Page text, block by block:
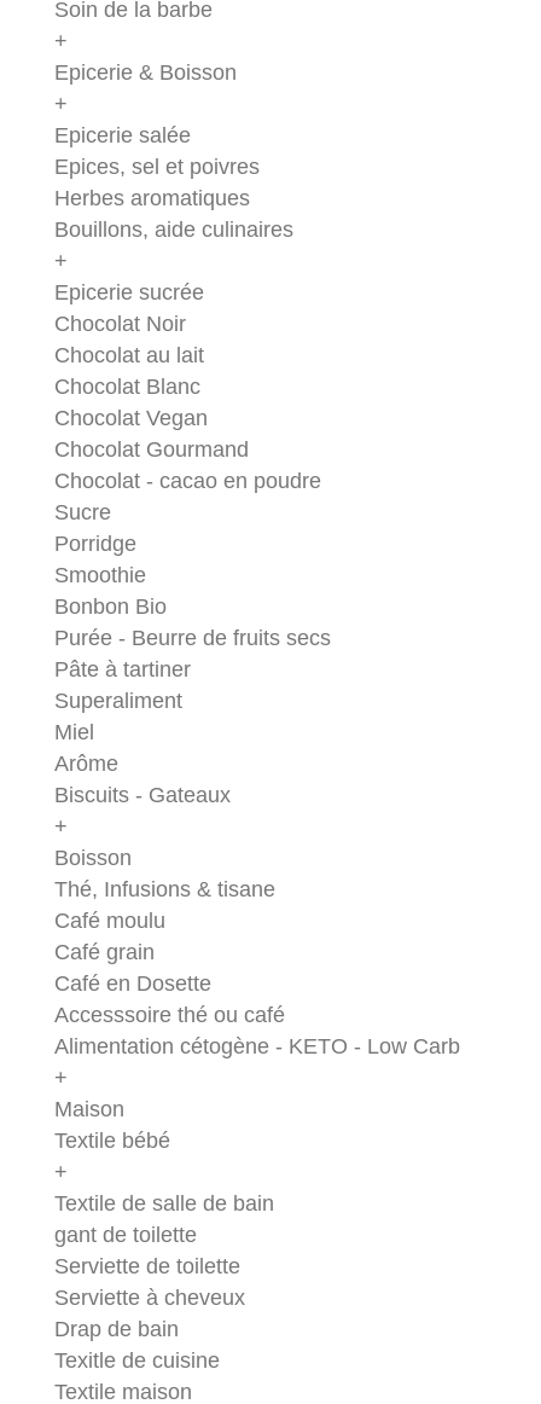
Soin de la barbe
+
Epicerie & Boisson
+
Epicerie salée
Epices, sel et poivres
Herbes aromatiques
Bouillons, aide culinaires
+
Epicerie sucrée
Chocolat Noir
Chocolat au lait
Chocolat Blanc
Chocolat Vegan
Chocolat Gourmand
Chocolat - cacao en poudre
Sucre
Porridge
Smoothie
Bonbon Bio
Purée - Beurre de fruits secs
Pâte à tartiner
Superaliment
Miel
Arôme
Biscuits - Gateaux
+
Boisson
Thé, Infusions & tisane
Café moulu
Café grain
Café en Dosette
Accesssoire thé ou café
Alimentation cétogène - KETO - Low Carb
+
Maison
Textile bébé
+
Textile de salle de bain
gant de toilette
Serviette de toilette
Serviette à cheveux
Drap de bain
Texitle de cuisine
Textile maison